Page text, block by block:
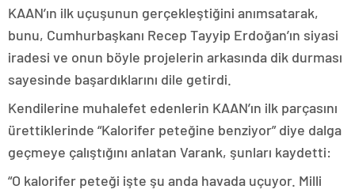
KAAN’ın ilk uçuşunun gerçekleştiğini anımsatarak,
bunu, Cumhurbaşkanı Recep Tayyip Erdoğan’ın siyasi
iradesi ve onun böyle projelerin arkasında dik durması
sayesinde başardıklarını dile getirdi.
Kendilerine muhalefet edenlerin KAAN’ın ilk parçasını
ürettiklerinde “Kalorifer peteğine benziyor” diye dalga
geçmeye çalıştığını anlatan Varank, şunları kaydetti:
“O kalorifer peteği işte şu anda havada uçuyor. Milli